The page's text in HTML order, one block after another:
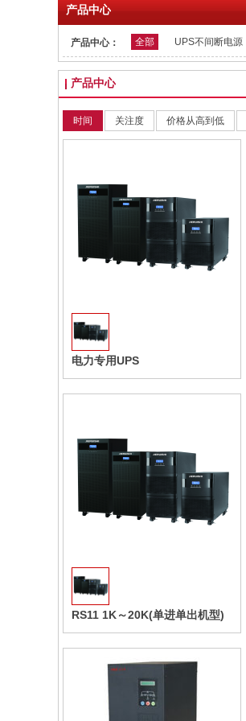
产品中心
产品中心： 全部 UPS不间断电源
产品中心
时间 关注度 价格从高到低
电力专用UPS
RS11 1K～20K(单进单出机型)